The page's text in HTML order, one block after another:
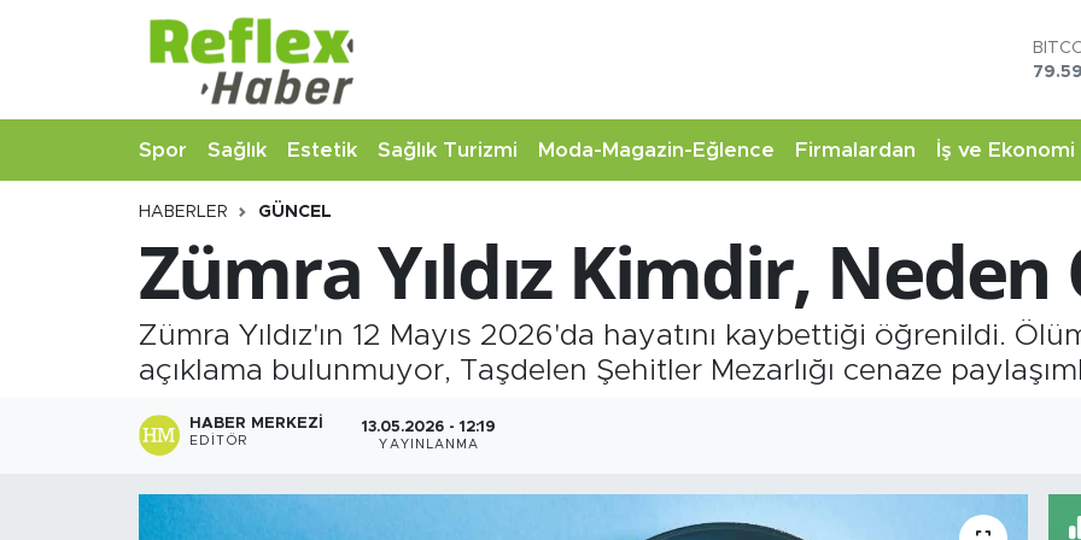
Spor Sağlık Estetik Sağlık Turizmi Moda-Magazin-Eğlence Firmalardan İş ve Ekonomi
HABERLER GÜNCEL
Zümra Yıldız Kimdir, Neden
Zümra Yıldız'ın 12 Mayıs 2026'da hayatını kaybettiği öğrenildi.
açıklama bulunmuyor, Taşdelen Şehitler Mezarlığı cenaze
HABER MERKEZI
EDITÖR
13.05.2026 - 12:19
YAYINLANMA
Estetik
Firmalardan
İş ve Ekonomi
Nöbetçi Eczaneler
Hava Durumu
Namaz Vakitleri
Trafik Durumu
Şampiyonlar Ligi Puan Durumu ve Fikstür
Son Dakika Haberleri